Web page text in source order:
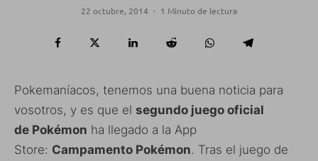
22 octubre, 2014 · 1 Minuto de lectura
Pokemaníacos, tenemos una buena noticia para
vosotros, y es que el segundo juego oficial
de Pokémon ha llegado a la App
Store: Campamento Pokémon. Tras el juego de